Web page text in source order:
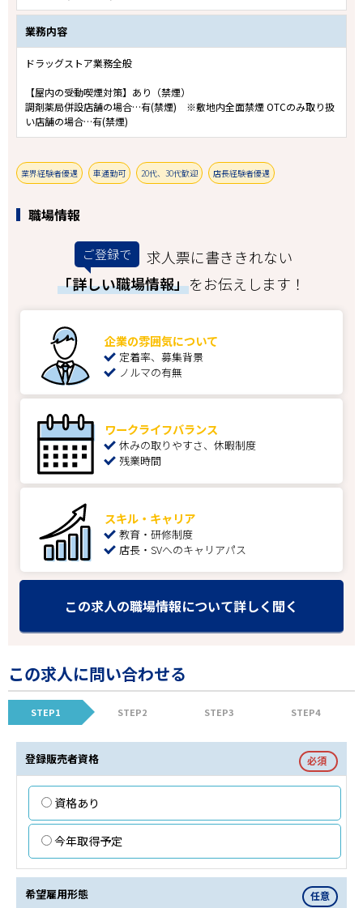
業務内容
ドラッグストア業務全般
【屋内の受動喫煙対策】あり（禁煙）
調剤薬局併設店舗の場合…有(禁煙) ※敷地内全面禁煙 OTCのみ取り扱
い店舗の場合…有(禁煙)
業界経験者優遇 車通勤可 20代、30代歓迎 店長経験者優遇
職場情報
ご登録で
求人票に書ききれない
「詳しい職場情報」をお伝えします！
企業の雰囲気について
定着率、募集背景
ノルマの有無
ワークライフバランス
休みの取りやすさ、休暇制度
残業時間
スキル・キャリア
教育・研修制度
店長・SVへのキャリアパス
この求人の職場情報について詳しく聞く
この求人に問い合わせる
STEP1 STEP2 STEP3 STEP4
登録販売者資格 必須
資格あり
今年取得予定
希望雇用形態 任意